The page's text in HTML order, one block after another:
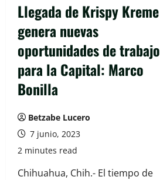
Llegada de Krispy Kreme
genera nuevas
oportunidades de trabajo
para la Capital: Marco
Bonilla
Betzabe Lucero
7 junio, 2023
2 minutes read
Chihuahua, Chih.- El tiempo de